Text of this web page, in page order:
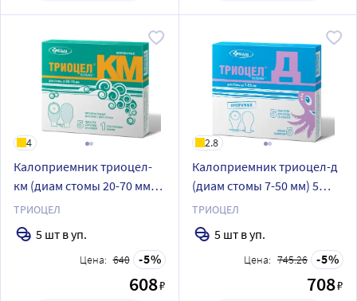
4
Калоприемник триоцел-
км (диам стомы 20-70 мм) 5
шт./непрозрачный
ТРИОЦЕЛ
5 шт в уп.
Цена: 640 5
608₽
2.8
Калоприемник триоцел-д
(диам стомы 7-50 мм) 5
шт./прозрачный
ТРИОЦЕЛ
5 шт в уп.
Цена: 745.26 5
708₽